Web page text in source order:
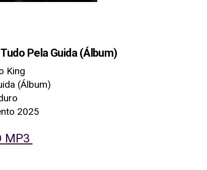
Pela Guida (Álbum)
King
(Álbum)
2025
MP3